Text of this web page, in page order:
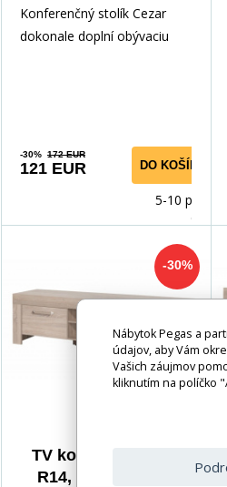
sonoma
Konferenčný stolík Cezar
dokonale doplní obývaciu
-30% 172 EUR
121 EUR DO KOŠÍKA
5-10 prac.
dnů
-30%
TV komoda CEZAR
R14, Dub sonoma
Nábytok Pegas a
údajov, aby Vám
Vašich záujmov
kliknutím na políčko